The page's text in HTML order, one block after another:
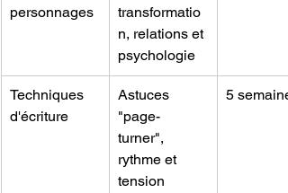
personnages
transformatio
n, relations et
psychologie
Techniques
d'écriture
Astuces
"page-
turner",
rythme et
tension
5